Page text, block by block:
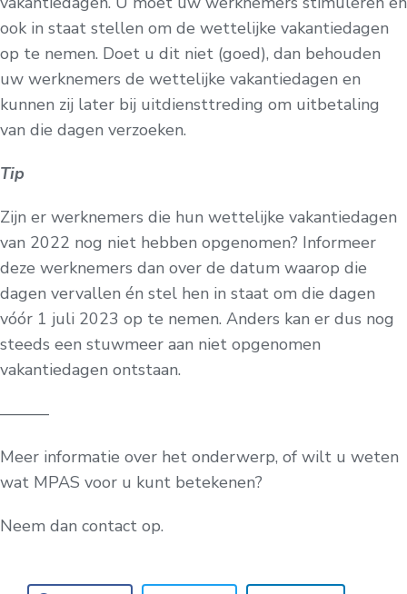
ook in staat stellen om de wettelijke vakantiedagen
op te nemen. Doet u dit niet (goed), dan behouden
uw werknemers de wettelijke vakantiedagen en
kunnen zij later bij uitdiensttreding om uitbetaling
van die dagen verzoeken.
Tip
Zijn er werknemers die hun wettelijke vakantiedagen
van 2022 nog niet hebben opgenomen? Informeer
deze werknemers dan over de datum waarop die
dagen vervallen én stel hen in staat om die dagen
vóór 1 juli 2023 op te nemen. Anders kan er dus nog
steeds een stuwmeer aan niet opgenomen
vakantiedagen ontstaan.
———
Meer informatie over het onderwerp, of wilt u weten
wat MPAS voor u kunt betekenen?
Neem dan contact op.